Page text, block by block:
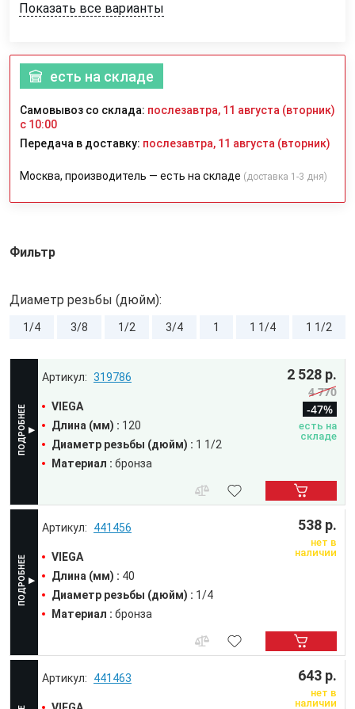
Показать все варианты
есть на складе
Самовывоз со склада: послезавтра, 11 августа (вторник)
с 10:00
Передача в доставку: послезавтра, 11 августа (вторник)
Москва, производитель — есть на складе (доставка 1-3 дня)
Фильтр
Диаметр резьбы (дюйм):
1/4 3/8 1/2 3/4 1 1 1/4 1 1/2
441456
VIEGA
Длина (мм) : 40
Диаметр резьбы (дюйм) : 1/4
Материал : бронза
538 р.
нет в
наличии
441463 643 р.
нет в
наличии
319786
VIEGA
Длина (мм) : 120
Диаметр резьбы (дюйм) : 1 1/2
Материал : бронза
2 528 р.
4 770
-47%
есть на
складе